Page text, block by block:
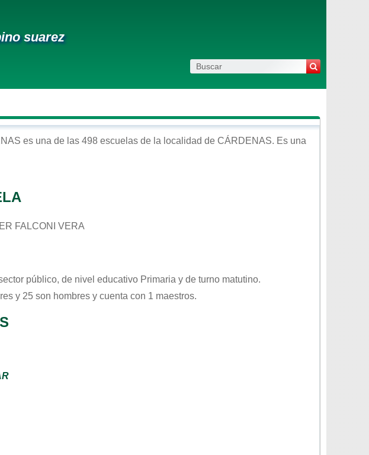
suarez
es una de las 498 escuelas de la localidad de CÁRDENAS. Es una
FALCONI VERA
público, de nivel educativo Primaria y de turno matutino.
y 25 son hombres y cuenta con 1 maestros.